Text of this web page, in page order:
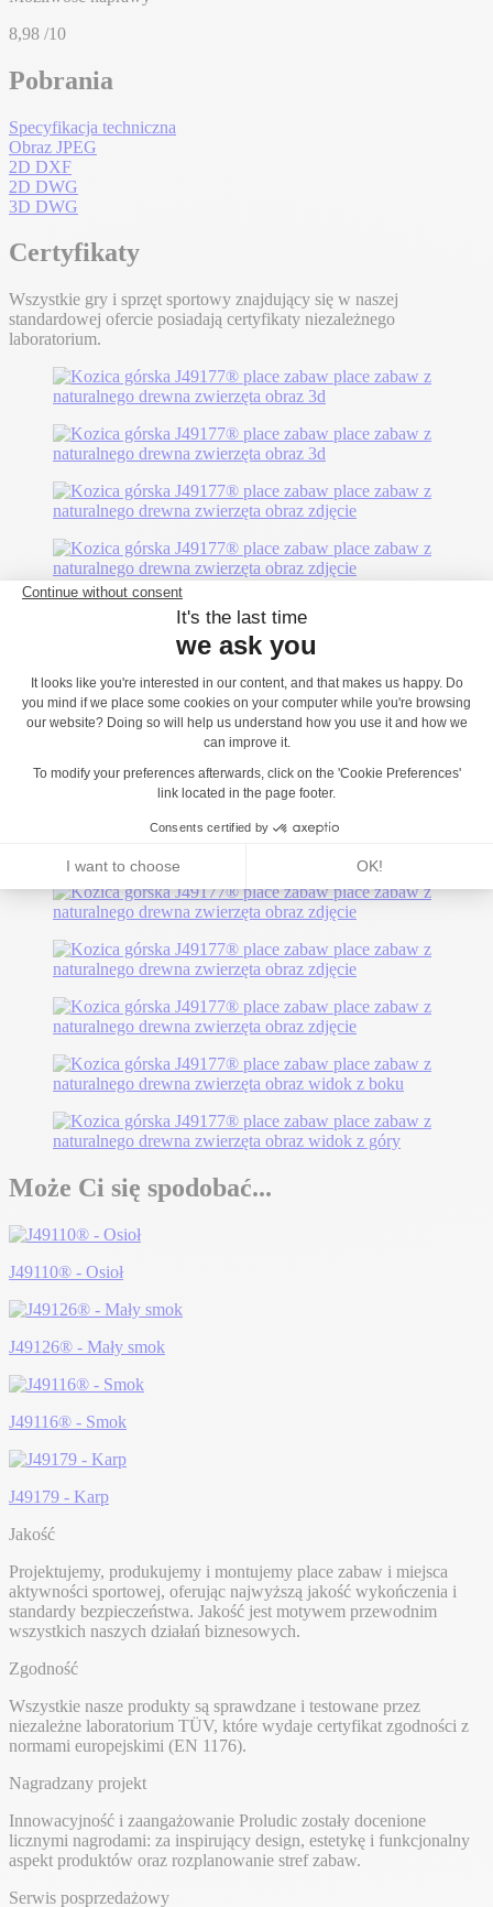
8,98 /10
Pobrania
Specyfikacja techniczna
Obraz JPEG
2D DXF
2D DWG
3D DWG
Certyfikaty
Wszystkie gry i sprzęt sportowy znajdujący się w naszej
standardowej ofercie posiadają certyfikaty niezależnego
laboratorium.
Może Ci się spodobać...
J49110® - Osioł
J49126® - Mały smok
J49116® - Smok
J49179 - Karp
Jakość
Projektujemy, produkujemy i montujemy place zabaw i miejsca
aktywności sportowej, oferując najwyższą jakość wykończenia i
standardy bezpieczeństwa. Jakość jest motywem przewodnim
wszystkich naszych działań biznesowych.
Zgodność
Wszystkie nasze produkty są sprawdzane i testowane przez
niezależne laboratorium TÜV, które wydaje certyfikat zgodności z
normami europejskimi (EN 1176).
Nagradzany projekt
Innowacyjność i zaangażowanie Proludic zostały docenione
licznymi nagrodami: za inspirujący design, estetykę i funkcjonalny
aspekt produktów oraz rozplanowanie stref zabaw.
Serwis posprzedażowy